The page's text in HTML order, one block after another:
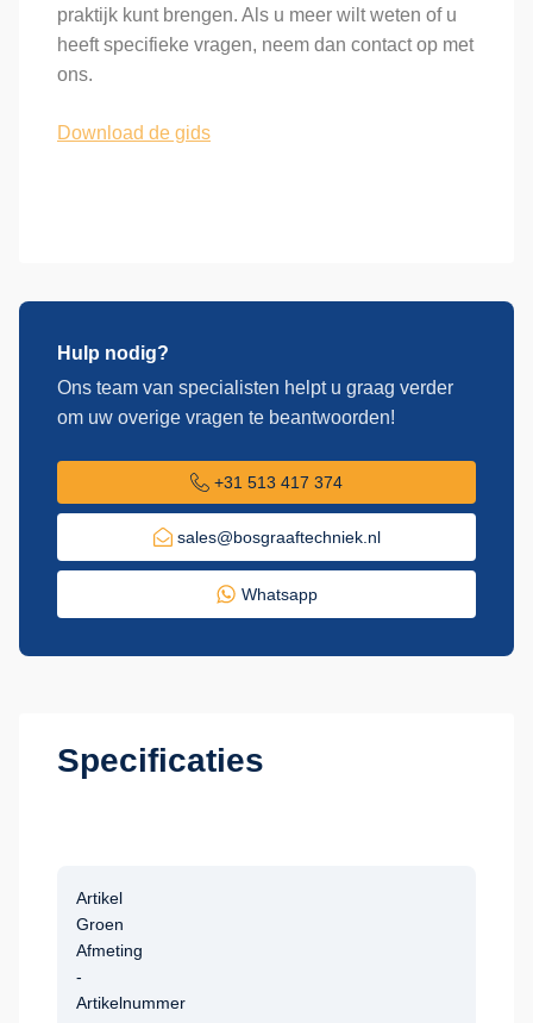
praktijk kunt brengen. Als u meer wilt weten of u
heeft specifieke vragen, neem dan contact op met
ons.
Download de gids
Hulp nodig?
Ons team van specialisten helpt u graag verder
om uw overige vragen te beantwoorden!
+31 513 417 374
sales@bosgraaftechniek.nl
Whatsapp
Specificaties
Artikel
Groen
Afmeting
-
Artikelnummer